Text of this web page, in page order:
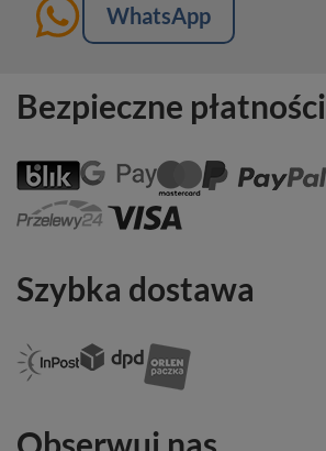
WhatsApp
Bezpieczne płatności
Szybka dostawa